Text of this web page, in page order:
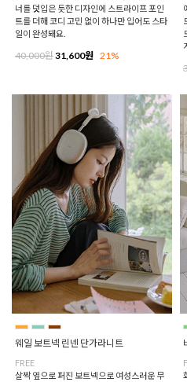
너를 덧입은 듯한 디자인에 스트라이프 포인
트를 더해 코디 고민 없이 하나만 입어도 스타
일이 완성돼요.
40,000원31,600원 21%
웨일 보트넥 린넨 단가라니트
FREE
살짝 옆으로 퍼진 보트넥으로 여성스러운 무